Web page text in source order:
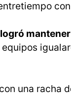
con
una racha